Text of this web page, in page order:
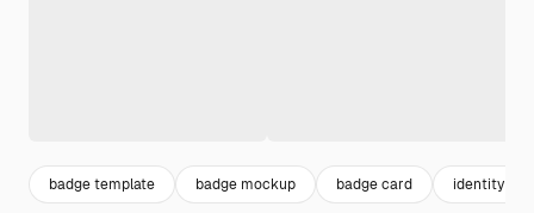
badge template badge mockup badge card identity